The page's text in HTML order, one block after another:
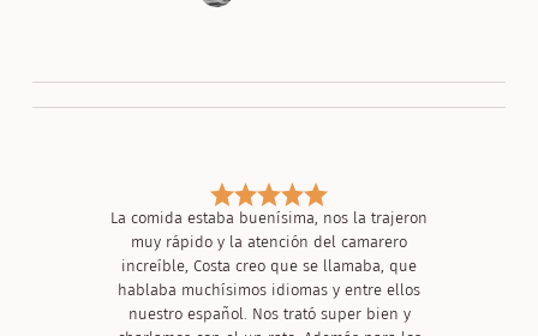
La comida estaba buenísima, nos la trajeron
muy rápido y la atención del camarero
increíble, Costa creo que se llamaba, que
hablaba muchísimos idiomas y entre ellos
nuestro español. Nos trató super bien y